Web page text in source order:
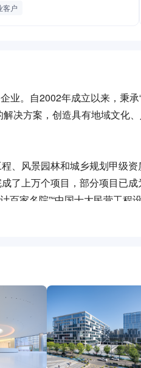
客户
业。自2002年成立以来，秉
决方案，创造具有地域文化
、风景园林和城乡规划甲级
了上万个项目，部分项目已
家名院”“中国十大民营工程